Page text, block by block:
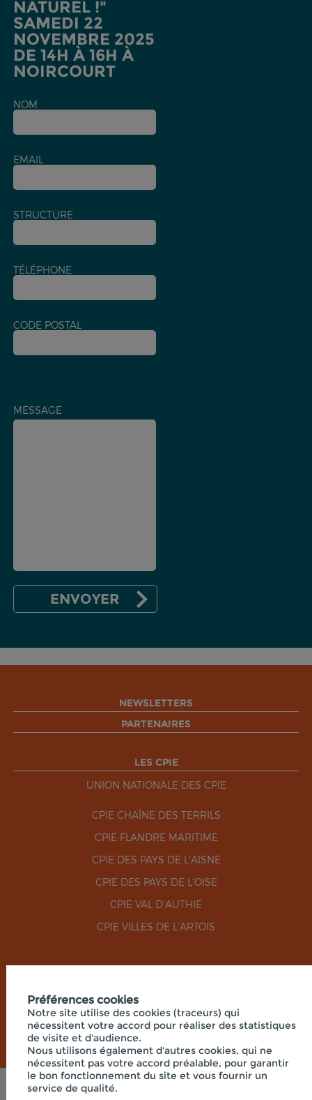
NATUREL !"
SAMEDI 22
NOVEMBRE 2025
DE 14H À 16H À
NOIRCOURT
NOM
EMAIL
STRUCTURE
TÉLÉPHONE
CODE POSTAL
MESSAGE
NEWSLETTERS
PARTENAIRES
LES CPIE
UNION NATIONALE DES CPIE
CPIE CHAÎNE DES TERRILS
CPIE FLANDRE MARITIME
CPIE DES PAYS DE L'AISNE
CPIE DES PAYS DE L'OISE
CPIE VAL D'AUTHIE
CPIE VILLES DE L'ARTOIS
Mentions légales
Préférences cookies
Notre site utilise des cookies (traceurs) qui
nécessitent votre accord pour réaliser des statistiques
de visite et d'audience.
Nous utilisons également d'autres cookies, qui ne
nécessitent pas votre accord préalable, pour garantir
le bon fonctionnement du site et vous fournir un
service de qualité.